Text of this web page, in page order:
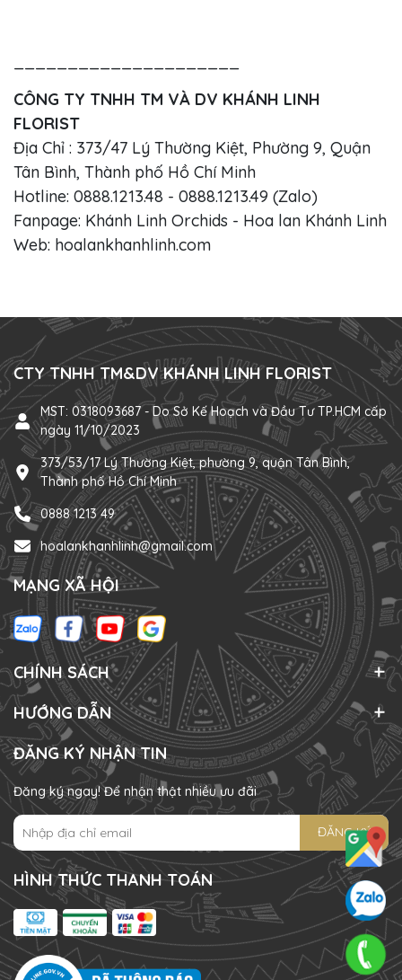
CÔNG TY TNHH TM VÀ DV KHÁNH LINH
FLORIST
Địa Chỉ : 373/47 Lý Thường Kiệt, Phường 9, Quận
Tân Bình, Thành phố Hồ Chí Minh
Hotline: 0888.1213.48 - 0888.1213.49 (Zalo)
Fanpage: Khánh Linh Orchids - Hoa lan Khánh Linh
Web: hoalankhanhlinh.com
CTY TNHH TM&DV KHÁNH LINH FLORIST
MST: 0318093687 - Do Sở Kế Hoạch và Đầu Tư TP.HCM cấp
ngày 11/10/2023
373/53/17 Lý Thường Kiệt, phường 9, quận Tân Bình,
Thành phố Hồ Chí Minh
0888 1213 49
hoalankhanhlinh@gmail.com
MẠNG XÃ HỘI
CHÍNH SÁCH
HƯỚNG DẪN
ĐĂNG KÝ NHẬN TIN
Đăng ký ngay! Để nhận thật nhiều ưu đãi
ĐĂNG KÝ
HÌNH THỨC THANH TOÁN